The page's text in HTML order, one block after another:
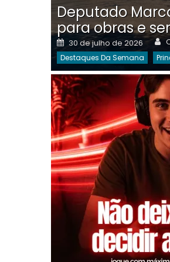
Deputado
para obras e
Posted
on
30 de julho de 2026
Destaques Da Semana